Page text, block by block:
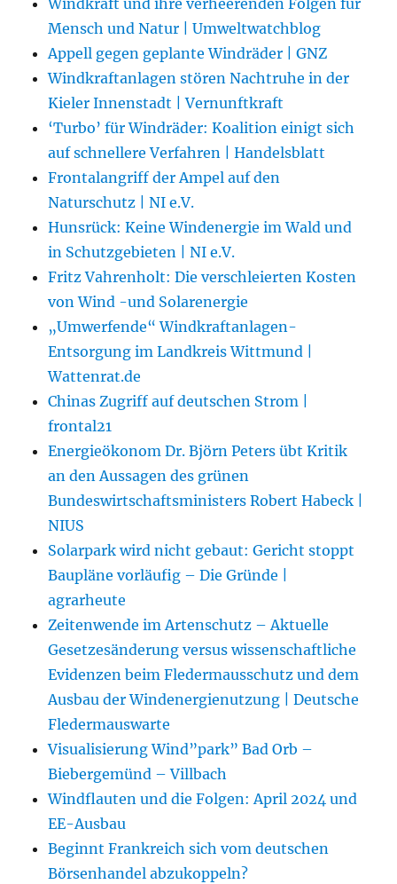
Windkraft und ihre verheerenden Folgen für
Mensch und Natur | Umweltwatchblog
Appell gegen geplante Windräder | GNZ
Windkraftanlagen stören Nachtruhe in der
Kieler Innenstadt | Vernunftkraft
‘Turbo’ für Windräder: Koalition einigt sich
auf schnellere Verfahren | Handelsblatt
Frontalangriff der Ampel auf den
Naturschutz | NI e.V.
Hunsrück: Keine Windenergie im Wald und
in Schutzgebieten | NI e.V.
Fritz Vahrenholt: Die verschleierten Kosten
von Wind -und Solarenergie
„Umwerfende“ Windkraftanlagen-
Entsorgung im Landkreis Wittmund |
Wattenrat.de
Chinas Zugriff auf deutschen Strom |
frontal21
Energieökonom Dr. Björn Peters übt Kritik
an den Aussagen des grünen
Bundeswirtschaftsministers Robert Habeck |
NIUS
Solarpark wird nicht gebaut: Gericht stoppt
Baupläne vorläufig – Die Gründe |
agrarheute
Zeitenwende im Artenschutz – Aktuelle
Gesetzesänderung versus wissenschaftliche
Evidenzen beim Fledermausschutz und dem
Ausbau der Windenergienutzung | Deutsche
Fledermauswarte
Visualisierung Wind”park” Bad Orb –
Biebergemünd – Villbach
Windflauten und die Folgen: April 2024 und
EE-Ausbau
Beginnt Frankreich sich vom deutschen
Börsenhandel abzukoppeln?